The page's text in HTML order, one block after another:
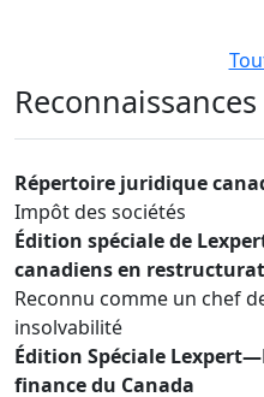
Répertoire juridique
Impôt des sociétés
Édition spéciale de
canadiens en
Reconnu comme un chef
insolvabilité
Édition Spéciale
finance du Canada